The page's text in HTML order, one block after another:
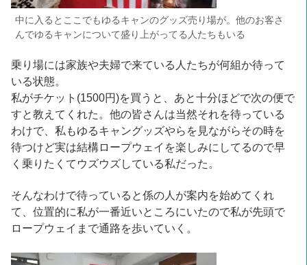
中に入るとここでもゆるキャンのグッズ売り場が。他のお客さ
んでゆるキャンについて盛り上がってる人たちもいる
乗り場には家族や夫婦で来ている人たちが何組か待って
いる状態。
私がチケット(1500円)を買うと、あと十分ほどで次の便で
すと教えてくれた。他の皆さんは当然それを待っている
わけで、私もゆるキャングッズやらを見ながらその時を
待つけど実は結構ロープウェイを楽しみにしてるので早
く乗りたくてウズウズしている私だった。
そんなわけで待っていると係の人が案内を始めてくれ
て、位置的に私が一番近いところにいたので私が先頭で
ロープウェイまで通路を歩いていく。